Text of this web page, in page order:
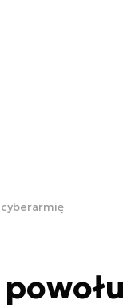
cyberarmię